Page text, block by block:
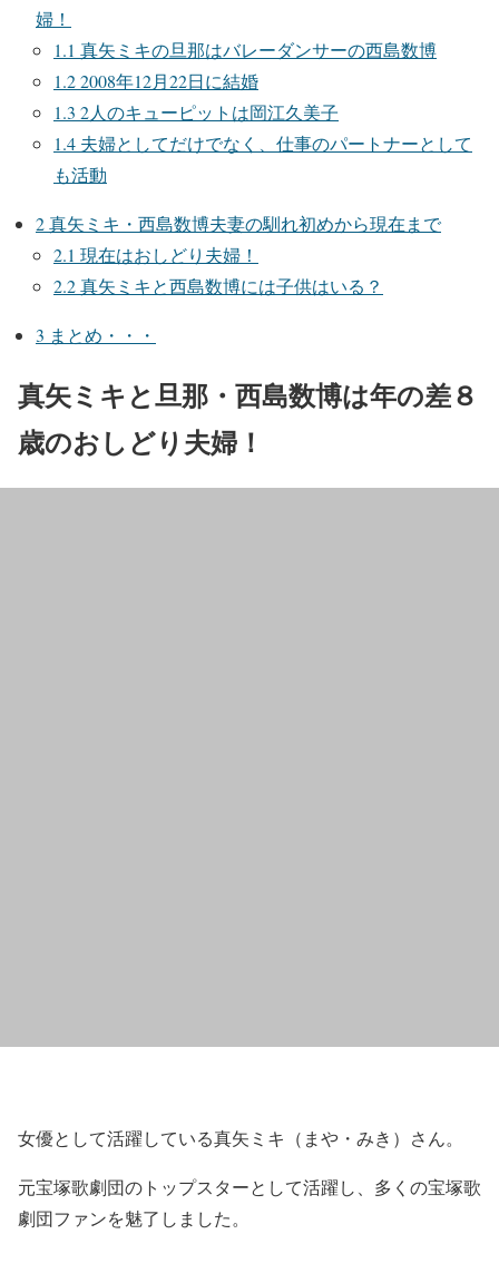
婦！
1.1 真矢ミキの旦那はバレーダンサーの西島数博
1.22008年12月22日に結婚
1.3 2人のキューピットは岡江久美子
1.4 夫婦としてだけでなく、仕事のパートナーとして
も活動
2真矢ミキ・西島数博夫妻の馴れ初めから現在まで
2.1 現在はおしどり夫婦！
2.2真矢ミキと西島数博には子供はいる？
3 まとめ・・・
真矢ミキと旦那・西島数博は年の差８
歳のおしどり夫婦！
女優として活躍している真矢ミキ（まや・みき）さん。
元宝塚歌劇団のトップスターとして活躍し、多くの宝塚歌
劇団ファンを魅了しました。